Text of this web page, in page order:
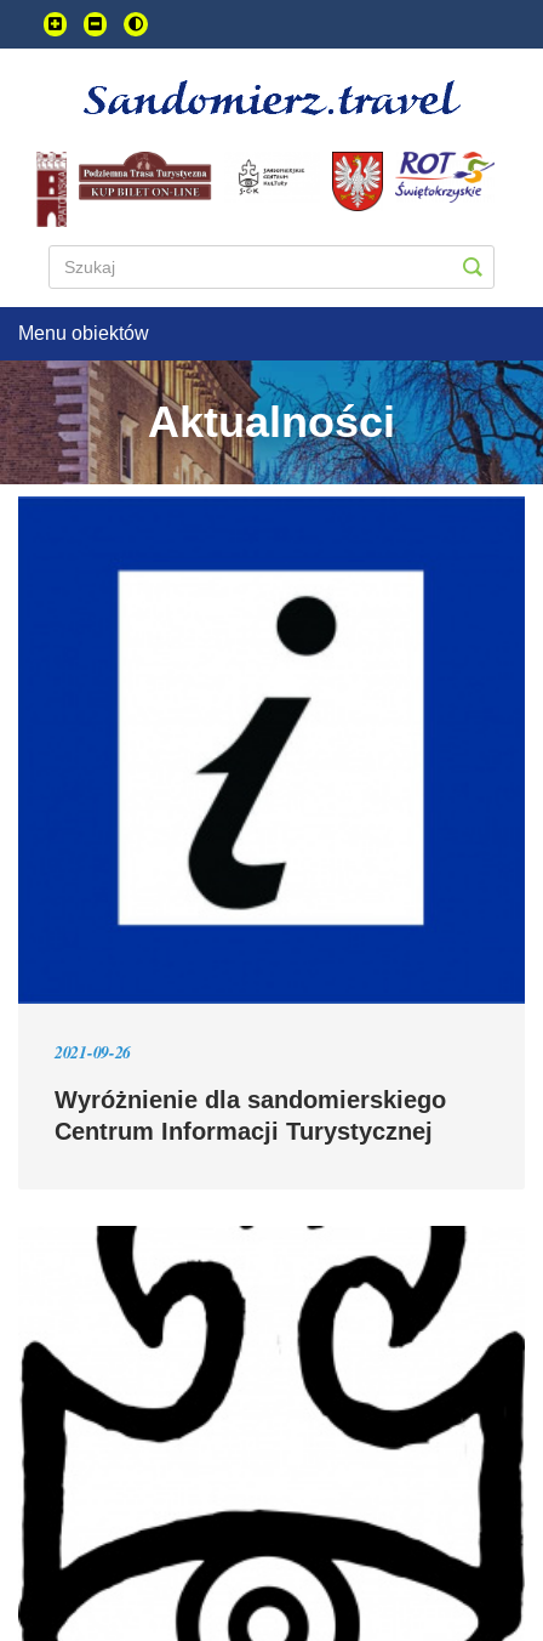
Przejdź
do
treści
Menu obiektów
Aktualności
2021-09-26
Wyróżnienie dla sandomierskiego
Centrum Informacji Turystycznej